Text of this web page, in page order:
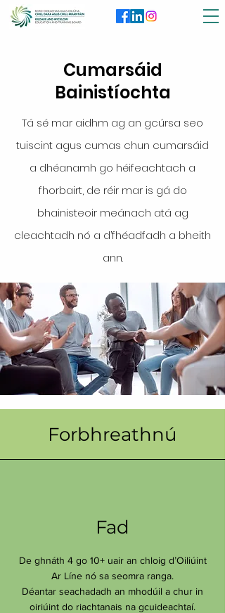
Cumarsáid
Bainistíochta
Tá sé mar aidhm ag an gcúrsa seo
tuiscint agus cumas chun cumarsáid
a dhéanamh go héifeachtach a
fhorbairt, de réir mar is gá do
bhainisteoir meánach atá ag
cleachtadh nó a d’fhéadfadh a bheith
ann.
Forbhreathnú
Fad
De ghnáth 4 go 10+ uair an chloig d’Oiliúint
Ar Líne nó sa seomra ranga.
Déantar seachadadh an mhodúil a chur in
oiriúint do riachtanais na gcuideachtaí.